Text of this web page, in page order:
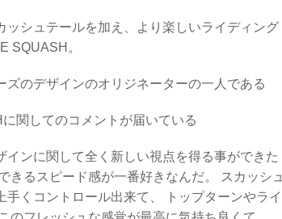
シュテールを加え、より楽しいライディング
SQUASH。
のデザインのオリジネーターの一人である
関してのコメントが届いている
インに関して全く新しい視点を得る事ができた
きるスピード感が一番好きなんだ。 スカッシュ
くコントロール出来て、 トップターンやライ